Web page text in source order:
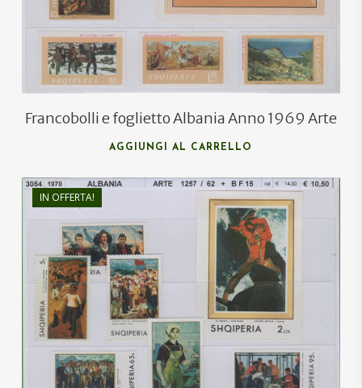
Francobolli e foglietto Albania Anno 1969 Arte
AGGIUNGI AL CARRELLO
IN OFFERTA!
€
€